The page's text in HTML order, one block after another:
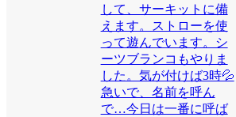
して、サーキットに備
えます。ストローを使
って遊んでいます。シ
ーツブランコもやりま
した。気が付けば3時💦
急いで、名前を呼ん
で…今日は一番に呼ば